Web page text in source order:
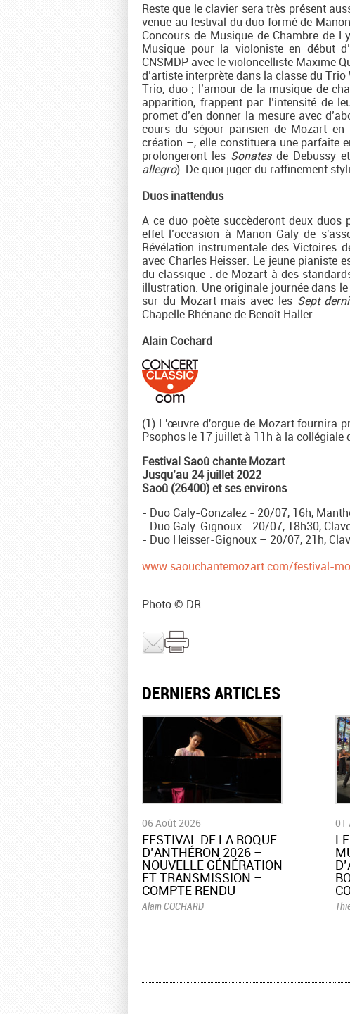
Reste que le clavier sera très présent
venue au festival du duo formé de
Concours de Musique de Chambre de
Musique pour la violoniste en début
CNSMDP avec le violoncelliste Maxime
d’artiste interprète dans la classe du Trio
Trio, duo ; l’amour de la musique de
apparition, frappent par l’intensité de
promet d’en donner la mesure avec
cours du séjour parisien de Mozart
création –, elle constituera une parfaite
prolongeront les Sonates de Debussy
allegro). De quoi juger du raffinement
Duos inattendus
A ce duo poète succèderont deux duos
effet l’occasion à Manon Galy de
Révélation instrumentale des Victoires
avec Charles Heisser. Le jeune pianiste
du classique : de Mozart à des
illustration. Une originale journée dans
sur du Mozart mais avec les Sept
Chapelle Rhénane de Benoît Haller.
Alain Cochard
(1) L'œuvre d'orgue de Mozart fournira
Psophos le 17 juillet à 11h à la collégiale
Festival Saoû chante Mozart
Jusqu’au 24 juillet 2022
Saoû (26400) et ses environs
- Duo Galy-Gonzalez - 20/07, 16h,
- Duo Galy-Gignoux - 20/07, 18h30,
- Duo Heisser-Gignoux – 20/07, 21h,
www.saouchantemozart.com/festival-
Photo © DR
DERNIERS ARTICLES
06 Août 2026
​FESTIVAL DE LA ROQUE
D’ANTHÉRON 2026 –
NOUVELLE GÉNÉRATION
ET TRANSMISSION –
COMPTE RENDU
Alain COCHARD
01